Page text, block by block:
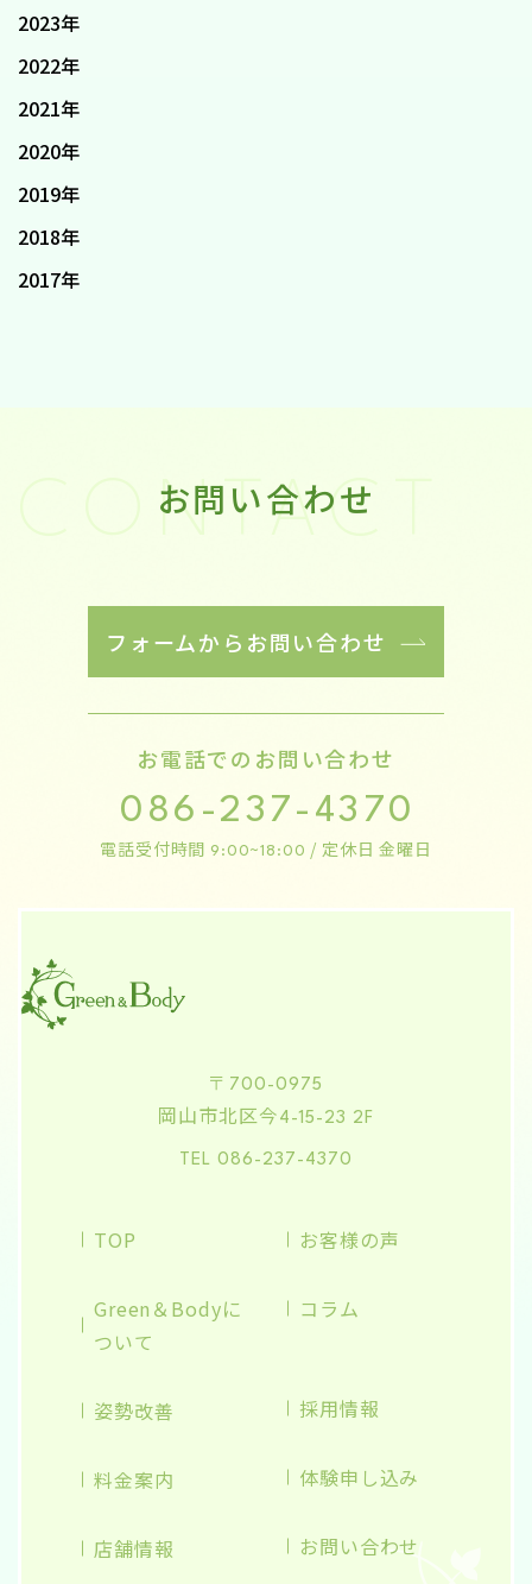
2023年
2022年
2021年
2020年
2019年
2018年
2017年
お問い合わせ
CONTACT
フォームからお問い合わせ
お電話でのお問い合わせ
086-237-4370
電話受付時間 9:00~18:00 / 定休日 金曜日
〒700-0975
岡山市北区今 4-15-23 2F
TEL 086-237-4370
TOP
Green＆Bodyに
ついて
姿勢改善
料金案内
店舗情報
お客様の声
コラム
採用情報
体験申し込み
お問い合わせ